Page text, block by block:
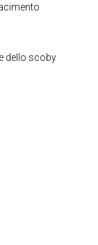
dello scoby